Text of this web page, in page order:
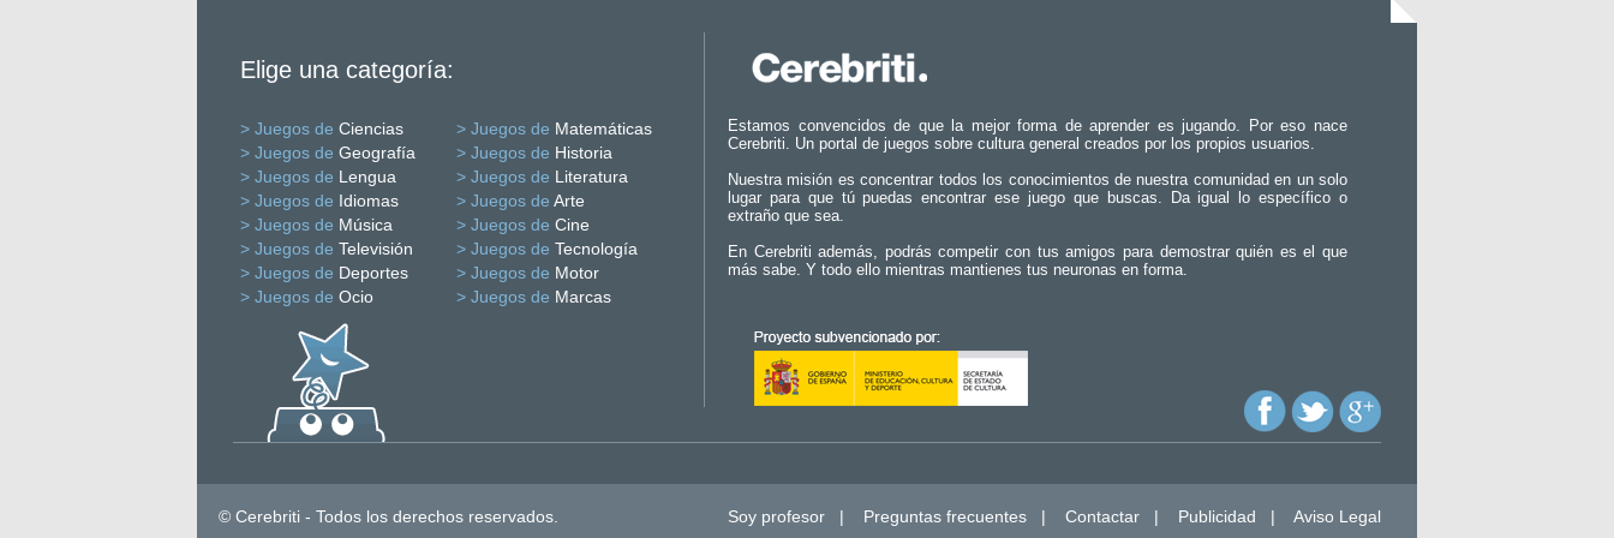
Elige una categoría:
> Juegos de Ciencias > Juegos de Matemáticas
> Juegos de Geografía > Juegos de Historia
> Juegos de Lengua > Juegos de Literatura
> Juegos de Idiomas > Juegos de Arte
> Juegos de Música > Juegos de Cine
> Juegos de Televisión > Juegos de Tecnología
> Juegos de Deportes > Juegos de Motor
> Juegos de Ocio > Juegos de Marcas
Estamos convencidos de que la mejor forma de aprender es jugando. Por eso nace
Cerebriti. Un portal de juegos sobre cultura general creados por los propios usuarios.
Nuestra misión es concentrar todos los conocimientos de nuestra comunidad en un solo
lugar para que tú puedas encontrar ese juego que buscas. Da igual lo específico o
extraño que sea.
En Cerebriti además, podrás competir con tus amigos para demostrar quién es el que
más sabe. Y todo ello mientras mantienes tus neuronas en forma.
© Cerebriti - Todos los derechos reservados. Soy profesor | Preguntas frecuentes | Contactar | Publicidad | Aviso Legal